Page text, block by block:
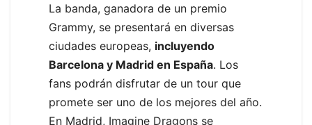
La banda, ganadora de un premio
Grammy, se presentará en diversas
ciudades europeas, incluyendo
Barcelona y Madrid en España. Los
fans podrán disfrutar de un tour que
promete ser uno de los mejores del año.
En Madrid, Imagine Dragons se